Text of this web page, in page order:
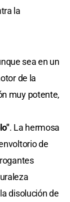
la
sea en un
de la
muy potente,
. La hermosa
de
disolución de